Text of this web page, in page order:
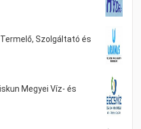
Szolgáltató és
Megyei Víz- és